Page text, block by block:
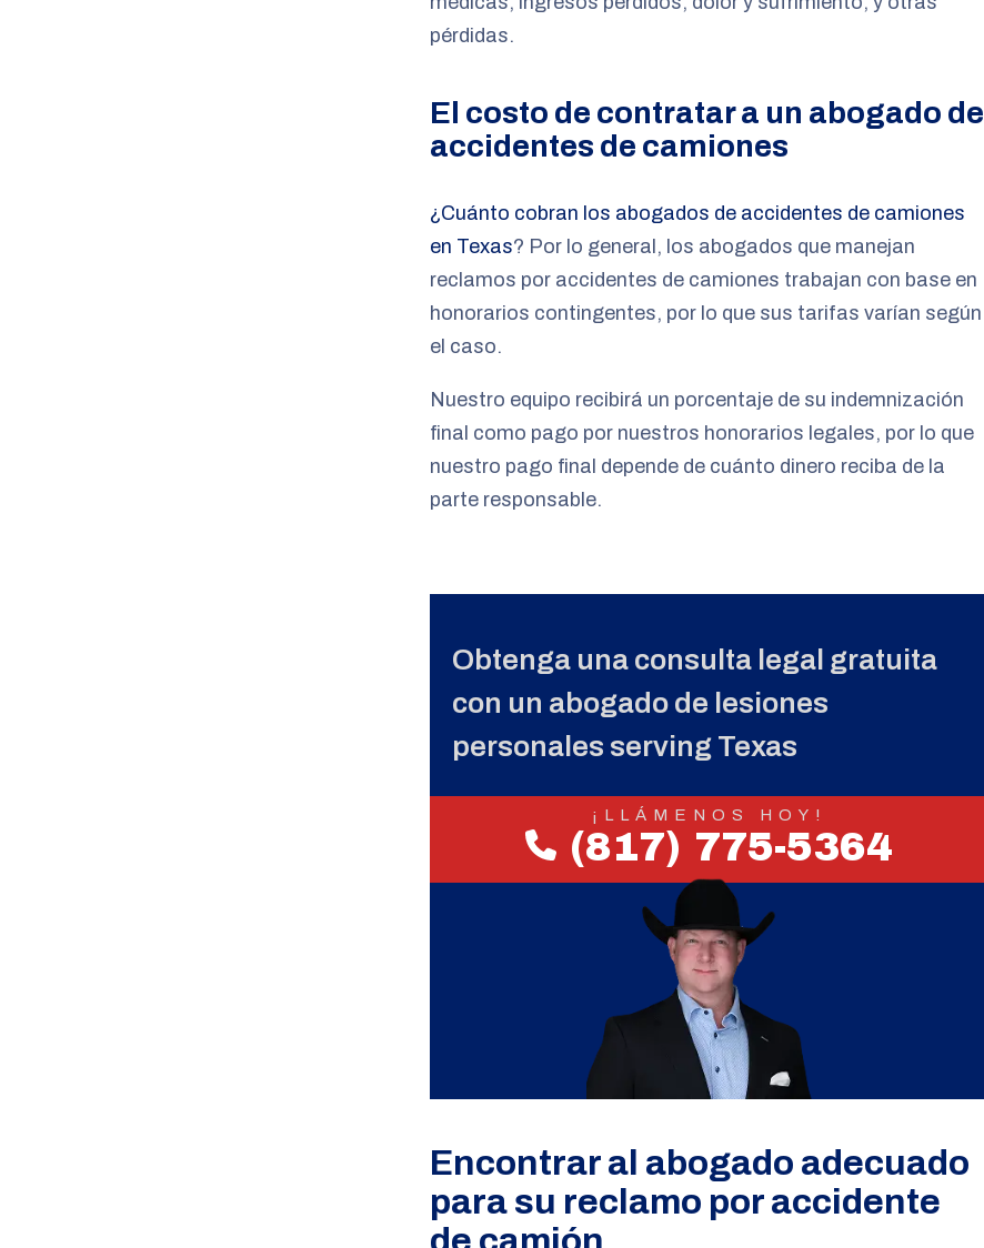
pérdidas.
El costo de contratar a un abogado de
accidentes de camiones
¿Cuánto cobran los abogados de accidentes de camiones
en Texas? Por lo general, los abogados que manejan
reclamos por accidentes de camiones trabajan con base en
honorarios contingentes, por lo que sus tarifas varían según
el caso.
Nuestro equipo recibirá un porcentaje de su indemnización
final como pago por nuestros honorarios legales, por lo que
nuestro pago final depende de cuánto dinero reciba de la
parte responsable.
Obtenga una consulta legal gratuita
con un abogado de lesiones
personales serving Texas
¡LLÁMENOS HOY!
(817) 775-5364
Encontrar al abogado adecuado
para su reclamo por accidente